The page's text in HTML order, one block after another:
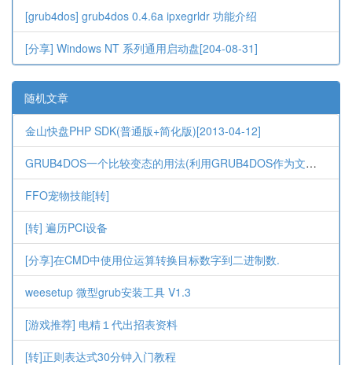
[grub4dos] grub4dos 0.4.6a ipxegrldr 功能介绍
[分享] Windows NT 系列通用启动盘[204-08-31]
随机文章
金山快盘PHP SDK(普通版+简化版)[2013-04-12]
GRUB4DOS一个比较变态的用法(利用GRUB4DOS作为文件中转站)
FFO宠物技能[转]
[转] 遍历PCI设备
[分享]在CMD中使用位运算转换目标数字到二进制数.
weesetup 微型grub安装工具 V1.3
[游戏推荐] 电精１代出招表资料
[转]正则表达式30分钟入门教程